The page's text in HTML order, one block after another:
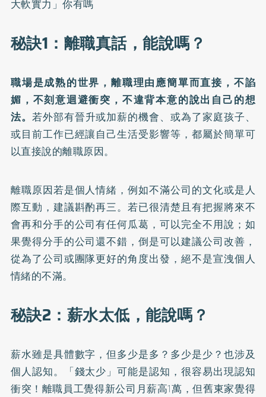
大軟實力」你有嗎
秘訣1：離職真話，能說嗎？
職場是成熟的世界，離職理由應簡單而直接，不諂
媚，不刻意迴避衝突，不違背本意的說出自己的想
法。 若外部有晉升或加薪的機會、或為了家庭孩子、
或目前工作已經讓自己生活受影響等，都屬於簡單可
以直接說的離職原因。
離職原因若是個人情緒，例如不滿公司的文化或是人
際互動，建議斟酌再三。若已很清楚且有把握將來不
會再和分手的公司有任何瓜葛，可以完全不用說；如
果覺得分手的公司還不錯，倒是可以建議公司改善，
從為了公司或團隊更好的角度出發，絕不是宣洩個人
情緒的不滿。
秘訣2：薪水太低，能說嗎？
薪水雖是具體數字，但多少是多？多少是少？也涉及
個人認知。「錢太少」可能是認知，很容易出現認知
衝突！離職員工覺得新公司月薪高1萬，但舊東家覺得